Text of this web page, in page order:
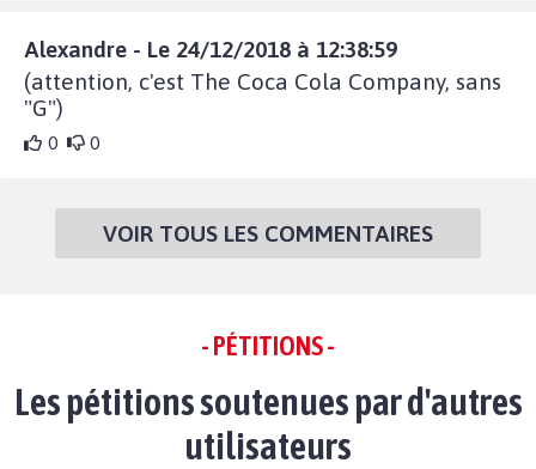
Alexandre - Le 24/12/2018 à 12:38:59
(attention, c'est The Coca Cola Company, sans
"G")
0 0
VOIR TOUS LES COMMENTAIRES
- PÉTITIONS -
Les pétitions soutenues par d'autres
utilisateurs